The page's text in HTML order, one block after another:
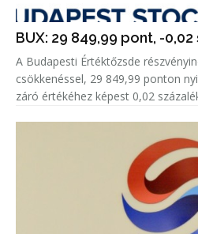
BUX: 29 849,99 pont, -
A Budapesti Értéktőzsde
csökkenéssel, 29 849,99 ponton nyitott